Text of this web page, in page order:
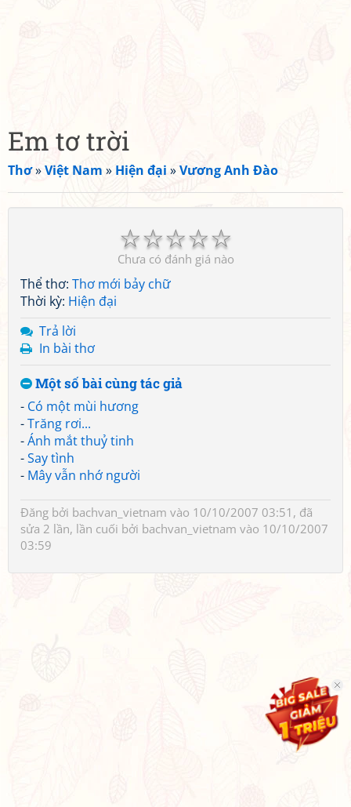
Em tơ trời
Thơ»Việt Nam » Hiện đại »Vương Anh Đào
☆
☆
☆
☆
☆
Chưa có đánh giá nào
Thể thơ: Thơ mới bảy chữ
Thời kỳ: Hiện đại
Trả lời
In bài thơ
Một số bài cùng tác giả
- Có một mùi hương
-Trăng rơi...
-Ánh mắt thuỷ tinh
-Say tình
- Mây vẫn nhớ người
Đăng bởi bachvan_vietnam vào 10/10/2007 03:51, đã
sửa 2 lần, lần cuối bởi bachvan_vietnam vào 10/10/2007
03:59